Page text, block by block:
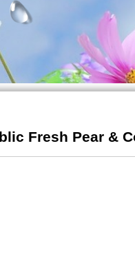
Fresh Pear &